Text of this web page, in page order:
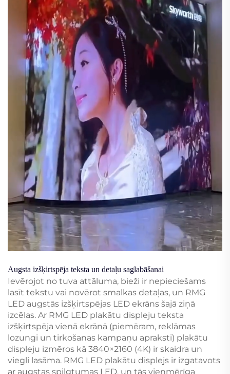
Augsta izšķirtspēja teksta un detaļu saglabāšanai
Ievērojot no tuva attāluma, bieži ir nepieciešams
lasīt tekstu vai novērot smalkas detaļas, un RMG
LED augstās izšķirtspējas LED ekrāns šajā ziņā
izcēlas. Ar RMG LED plakātu displeju teksta
izšķirtspēja vienā ekrānā (piemēram, reklāmas
lozungi un tirkošanas kampaņu apraksti) plakātu
displeju izmēros kā 3840×2160 (4K) ir skaidra un
viegli lasāma. RMG LED plakātu displejs ir izgatavots
ar augstas spilgtumas LED, un tās vienmērīga